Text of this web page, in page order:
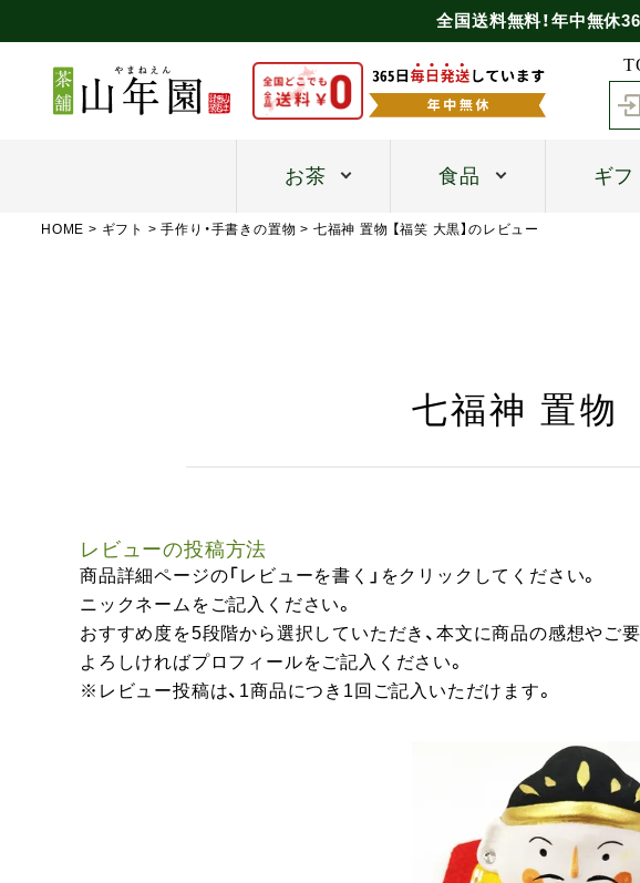
全国送料無料！年中無休
お茶 食品 ギフ
HOME ギフト 手作り・手書きの置物 七福神 置物 【福笑 大黒】のレビュー
七福神 置物
レビューの投稿方法
商品詳細ページの「レビューを書く」をクリックしてください。
ニックネームをご記入ください。
おすすめ度を5段階から選択していただき、本文に商品の感想やご
よろしければプロフィールをご記入ください。
※レビュー投稿は、1商品につき1回ご記入いただけます。